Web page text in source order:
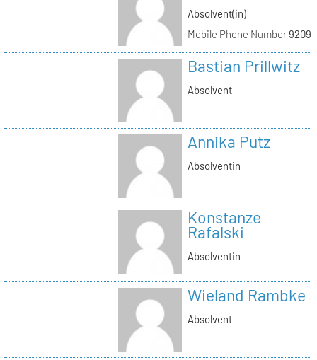
Absolvent(in)
Mobile Phone Number
Bastian Prillwitz
Absolvent
Annika Putz
Absolventin
Konstanze
Rafalski
Absolventin
Wieland Rambke
Absolvent